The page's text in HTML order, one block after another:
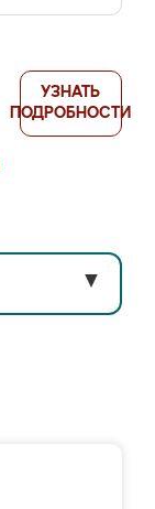
УЗНАТЬ
ПОДРОБНОСТИ
▼